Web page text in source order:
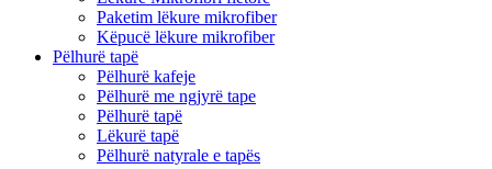
Paketim lëkure mikrofiber
Këpucë lëkure mikrofiber
Pëlhurë tapë
Pëlhurë kafeje
Pëlhurë me ngjyrë tape
Pëlhurë tapë
Lëkurë tapë
Pëlhurë natyrale e tapës